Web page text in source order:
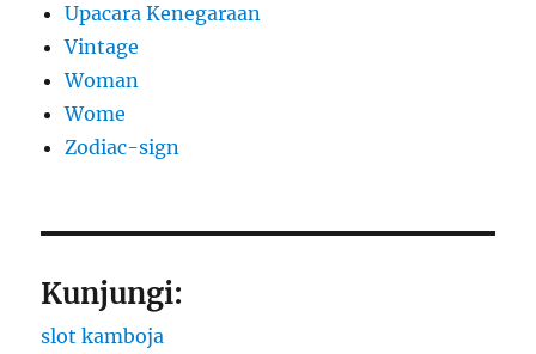
Upacara Kenegaraan
Vintage
Woman
Wome
Zodiac-sign
Kunjungi:
slot kamboja